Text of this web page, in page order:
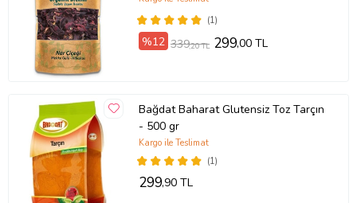
(1)
%12 339,20 TL 299,00 TL
Bağdat Baharat Glutensiz Toz Tarçın
- 500 gr
(1)
Kargo ile Teslimat
299,90 TL